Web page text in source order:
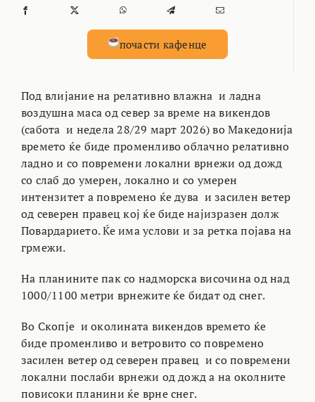
почасти кафенце
Под влијание на релативно влажна и ладна
воздушна маса од север за време на викендов
(сабота и недела 28/29 март 2026) во Македонија
времето ќе биде променливо облачно релативно
ладно и со повремени локални врнежи од дожд
со слаб до умерен, локално и со умерен
интензитет а повремено ќе дува и засилен ветер
од северен правец кој ќе биде најизразен долж
Повардарието. Ќе има услови и за ретка појава на
грмежи.
На планините пак со надморска височина од над
1000/1100 метри врнежите ќе бидат од снег.
Во Скопје и околината викендов времето ќе
биде променливо и ветровито со повремено
засилен ветер од северен правец и со повремени
локални послаби врнежи од дожд а на околните
повисоки планини ќе врне снег.